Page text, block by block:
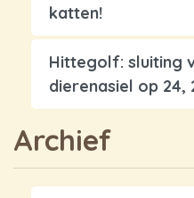
katten!
Hittegolf: sluiting
dierenasiel op 24,
Archief